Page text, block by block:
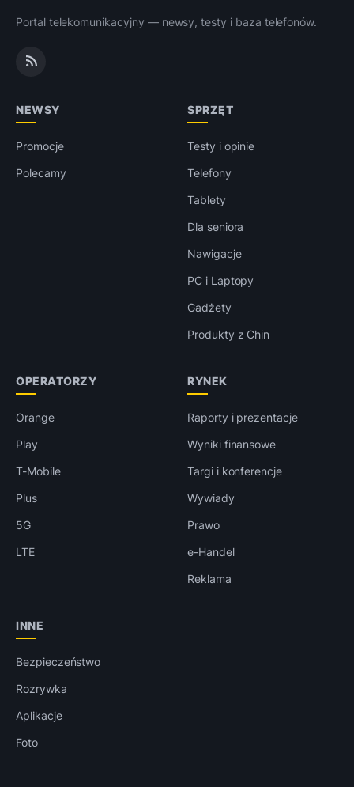
Portal telekomunikacyjny — newsy, testy i baza telefonów.
NEWSY
Promocje
Polecamy
SPRZĘT
Testy i opinie
Telefony
Tablety
Dla seniora
Nawigacje
PC i Laptopy
Gadżety
Produkty z Chin
OPERATORZY
Orange
Play
T-Mobile
Plus
5G
LTE
RYNEK
Raporty i prezentacje
Wyniki finansowe
Targi i konferencje
Wywiady
Prawo
e-Handel
Reklama
INNE
Bezpieczeństwo
Rozrywka
Aplikacje
Foto